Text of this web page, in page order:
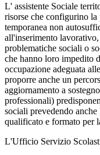
L' assistente Sociale
risorse che configurino
temporanea non
all'inserimento lavorativo,
problematiche sociali o
che hanno loro impedito
occupazione adeguata
proporre anche un
aggiornamento a
professionali)
sociali prevedendo anche
qualificato e formato per
L'Ufficio Servizio